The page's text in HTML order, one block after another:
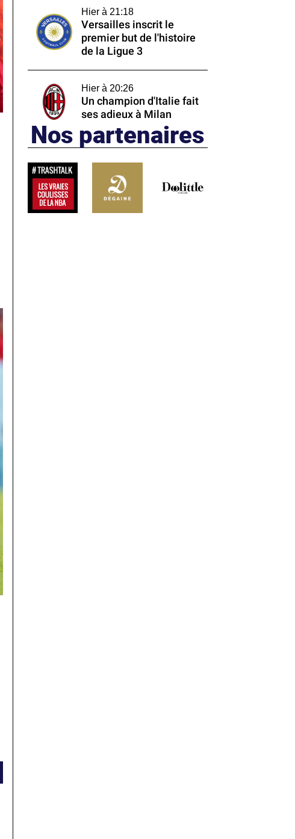
Hier à 21:18
Versailles inscrit le
premier but de l'histoire
de la Ligue 3
Hier à 20:26
Un champion d'Italie fait
ses adieux à Milan
Nos partenaires